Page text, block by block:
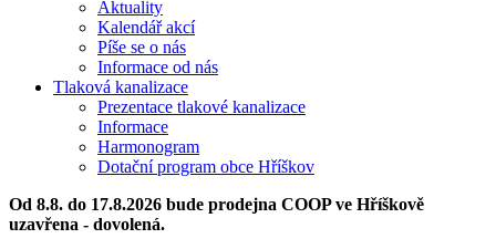
Aktuality
Kalendář akcí
Píše se o nás
Informace od nás
Tlaková kanalizace
Prezentace tlakové kanalizace
Informace
Harmonogram
Dotační program obce Hříškov
Od 8.8. do 17.8.2026 bude prodejna COOP ve Hříškově
uzavřena - dovolená.